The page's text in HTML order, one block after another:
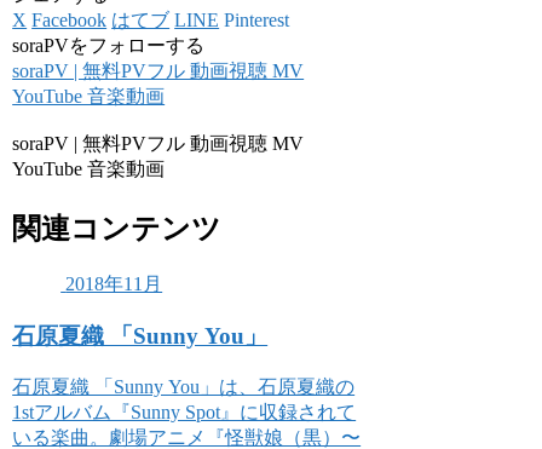
X Facebook はてブ LINE Pinterest
soraPVをフォローする
soraPV | 無料PVフル 動画視聴 MV
YouTube 音楽動画
soraPV | 無料PVフル 動画視聴 MV
YouTube 音楽動画
関連コンテンツ
2018年11月
石原夏織 「Sunny You」
石原夏織 「Sunny You」は、石原夏織の
1stアルバム『Sunny Spot』に収録されて
いる楽曲。劇場アニメ『怪獣娘（黒）〜